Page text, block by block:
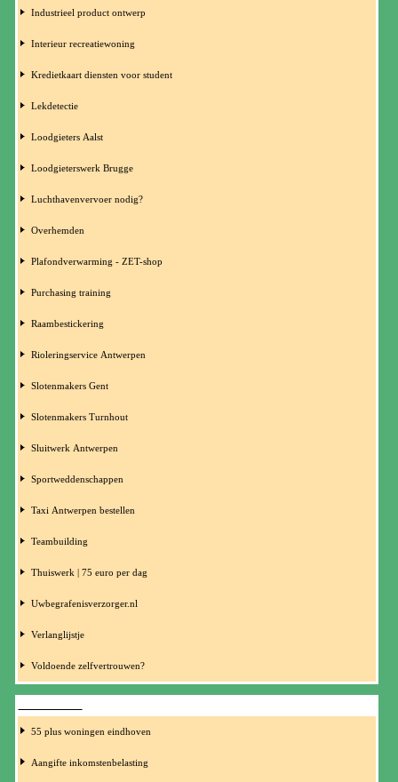
Industrieel product ontwerp
Interieur recreatiewoning
Kredietkaart diensten voor student
Lekdetectie
Loodgieters Aalst
Loodgieterswerk Brugge
Luchthavenvervoer nodig?
Overhemden
Plafondverwarming - ZET-shop
Purchasing training
Raambestickering
Rioleringservice Antwerpen
Slotenmakers Gent
Slotenmakers Turnhout
Sluitwerk Antwerpen
Sportweddenschappen
Taxi Antwerpen bestellen
Teambuilding
Thuiswerk | 75 euro per dag
Uwbegrafenisverzorger.nl
Verlanglijstje
Voldoende zelfvertrouwen?
55 plus woningen eindhoven
Aangifte inkomstenbelasting